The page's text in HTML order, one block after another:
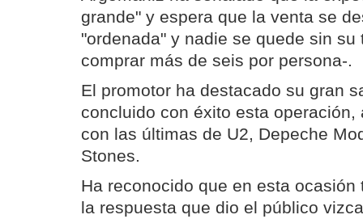
grande" y espera que la venta se
"ordenada" y nadie se quede sin
comprar más de seis por persona-.
El promotor ha destacado su gran
concluido con éxito esta
con las últimas de U2, Depeche
Stones.
Ha reconocido que en esta
la respuesta que dio el público